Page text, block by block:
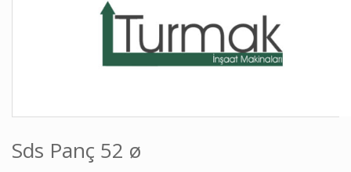
Sds Panç 52 ø